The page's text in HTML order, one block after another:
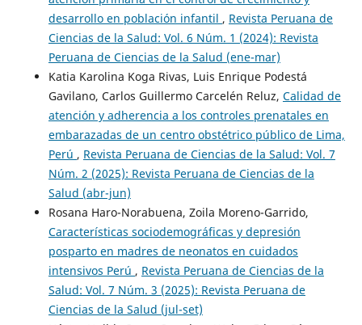
desarrollo en población infantil , Revista Peruana de
Ciencias de la Salud: Vol. 6 Núm. 1 (2024): Revista
Peruana de Ciencias de la Salud (ene-mar)
Katia Karolina Koga Rivas, Luis Enrique Podestá
Gavilano, Carlos Guillermo Carcelén Reluz, Calidad de
atención y adherencia a los controles prenatales en
embarazadas de un centro obstétrico público de Lima,
Perú , Revista Peruana de Ciencias de la Salud: Vol. 7
Núm. 2 (2025): Revista Peruana de Ciencias de la
Salud (abr-jun)
Rosana Haro-Norabuena, Zoila Moreno-Garrido,
Características sociodemográficas y depresión
posparto en madres de neonatos en cuidados
intensivos Perú , Revista Peruana de Ciencias de la
Salud: Vol. 7 Núm. 3 (2025): Revista Peruana de
Ciencias de la Salud (jul-set)